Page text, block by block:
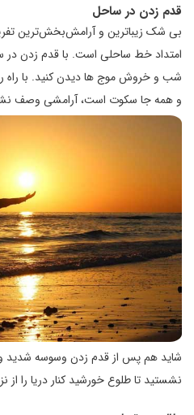
قدم زدن در ساحل
بی شک زیباترین و آرامش‌بخش‌ترین
امتداد خط ساحلی است. با قدم زدن در
شب و خروش موج ها دیدن کنید. با راه
و همه جا سکوت است، آرامشی وصف
شاید هم پس از قدم زدن وسوسه شدید و
نشستید تا طلوع خورشید کنار دریا را از